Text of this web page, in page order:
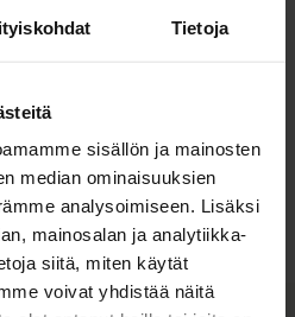
Tietoja
sisällön ja mainosten
median ominaisuuksien
analysoimiseen. Lisäksi
mainosalan ja analytiikka-
siitä, miten käytät
voivat yhdistää näitä
on turvallinen tapa
alk. 59€!